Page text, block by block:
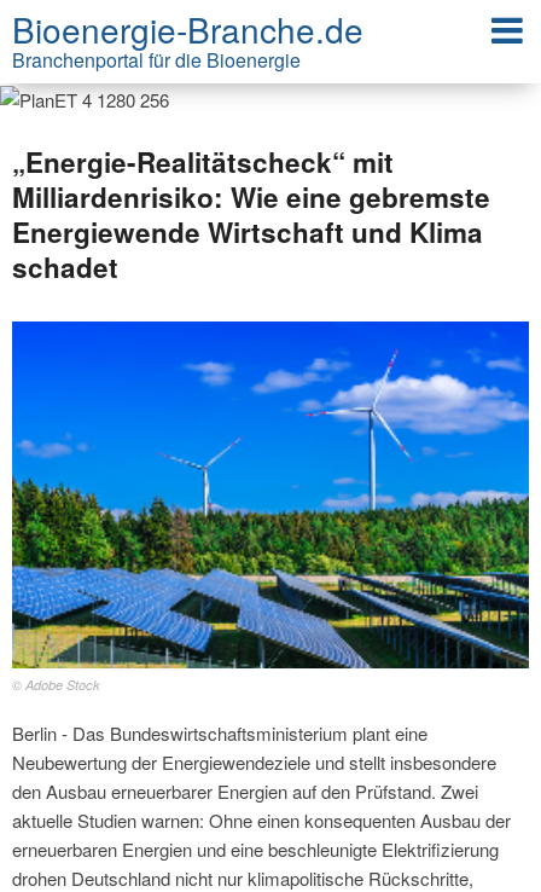
Bioenergie-Branche.de
Branchenportal für die Bioenergie
„Energie-Realitätscheck“ mit
Milliardenrisiko: Wie eine gebremste
Energiewende Wirtschaft und Klima
schadet
© Adobe Stock
Berlin - Das Bundeswirtschaftsministerium plant eine
Neubewertung der Energiewendeziele und stellt insbesondere
den Ausbau erneuerbarer Energien auf den Prüfstand. Zwei
aktuelle Studien warnen: Ohne einen konsequenten Ausbau der
erneuerbaren Energien und eine beschleunigte Elektrifizierung
drohen Deutschland nicht nur klimapolitische Rückschritte,